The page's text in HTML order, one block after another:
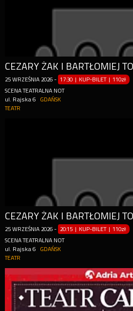
25 WRZEŚNIA 2026 - 17:30 | KUP-BILET |110zł
SCENA TEATRALNA NOT
ul. Rajska 6
GDAŃSK
TEATR
25 WRZEŚNIA 2026 - 20:15 | KUP-BILET |110zł
SCENA TEATRALNA NOT
ul. Rajska 6
GDAŃSK
TEATR